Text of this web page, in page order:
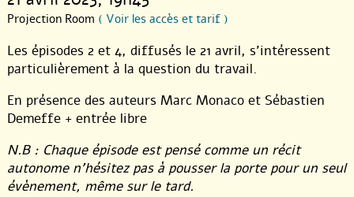
Airport », un aéroport de marchandise, ouvert 24 heures sur 24
murmures, les désirs, les grincements et les tumultes qu’un
aéroport fait naître. A force de questionner les riverains, de
d’écouter le va-et-vient des fantômes du passé et les futures
plein de promesses, l’étrange chœur de cette faune apparaît.
Chaque épisode est pensé comme un récit autonome n’hésitez
pas à pousser la porte pour un seul évènement, même sur le
tard.
Projection Room ( Voir les accès et tarif )
Les épisodes 2 et 4, diffusés le 21 avril, s’intéressent
particulièrement à la question du travail.
En présence des auteurs Marc Monaco et Sébastien
Demeffe + entrée libre
N.B : Chaque épisode est pensé comme un récit
autonome n’hésitez pas à pousser la porte pour un seul
évènement, même sur le tard.